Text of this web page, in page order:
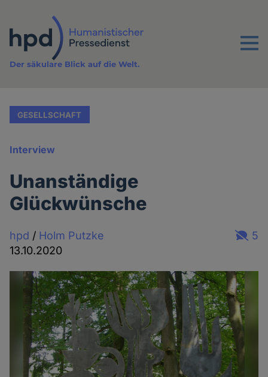
Inhalt
Menu
Der säkulare Blick auf die Welt.
GESELLSCHAFT
Interview
Unanständige
Glückwünsche
hpd / Holm Putzke
13.10.2020
5